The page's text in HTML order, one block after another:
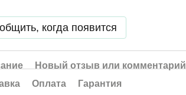
когда появится
Новый отзыв или комментарий
Оплата Гарантия